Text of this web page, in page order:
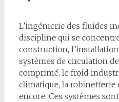
L’ingénierie des fluides
discipline qui se
construction,
systèmes de circulation
comprimé, le froid
climatique, la robinetterie
encore. Ces systèmes